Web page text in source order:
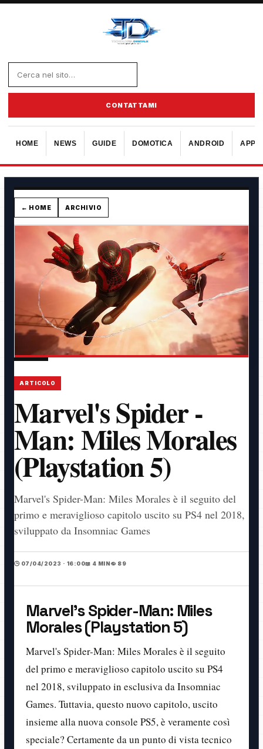
CONTATTAMI
HOME NEWS GUIDE DOMOTICA ANDROID
← HOME ARCHIVIO
ARTICOLO
Marvel's Spider -
Man: Miles Morales
(Playstation 5)
Marvel's Spider-Man: Miles Morales è il seguito del
primo e meraviglioso capitolo uscito su PS4 nel 2018,
sviluppato da Insomniac Games
🕒 07/04/2023 · 16:00📖 4 MIN👁️ 89
Marvel's Spider-Man: Miles
Morales (Playstation 5)
Marvel's Spider-Man: Miles Morales è il seguito
del primo e meraviglioso capitolo uscito su PS4
nel 2018, sviluppato in esclusiva da Insomniac
Games. Tuttavia, questo nuovo capitolo, uscito
insieme alla nuova console PS5, è veramente così
speciale? Certamente da un punto di vista tecnico